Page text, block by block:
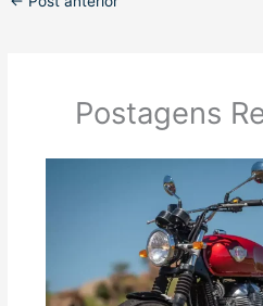
Postagens